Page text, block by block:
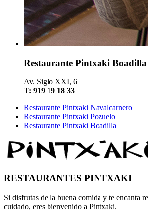
Restaurante Pintxaki Boadilla
Av. Siglo XXI, 6
T: 919 19 18 33
Restaurante Pintxaki Navalcarnero
Restaurante Pintxaki Pozuelo
Restaurante Pintxaki Boadilla
RESTAURANTES PINTXAKI
Si disfrutas de la buena comida y te encanta
cuidado, eres bienvenido a Pintxaki.